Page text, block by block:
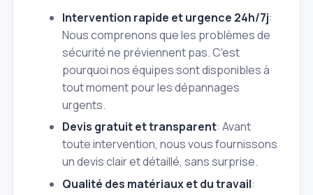
Intervention rapide et urgence 24h/7j:
Nous comprenons que les problèmes de
sécurité ne préviennent pas. C'est
pourquoi nos équipes sont disponibles à
tout moment pour les dépannages
urgents.
Devis gratuit et transparent: Avant
toute intervention, nous vous fournissons
un devis clair et détaillé, sans surprise.
Qualité des matériaux et du travail: